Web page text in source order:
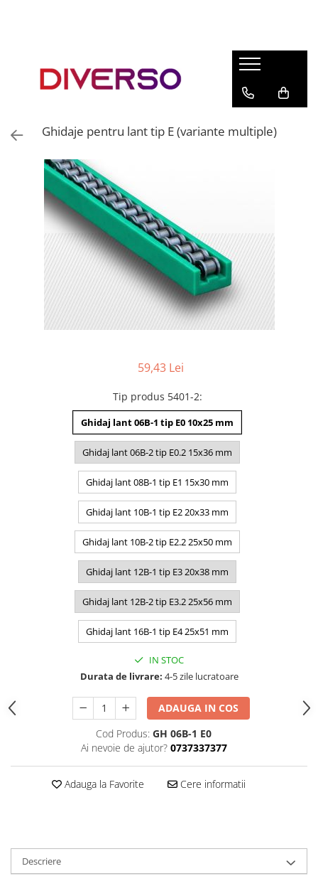
ASA
MULTIMATERIAL
Ghidaje pentru lant tip E (variante multiple)
59,43 Lei
Tip produs 5401-2:
Ghidaj lant 06B-1 tip E0 10x25 mm
Ghidaj lant 06B-2 tip E0.2 15x36 mm
Ghidaj lant 08B-1 tip E1 15x30 mm
Ghidaj lant 10B-1 tip E2 20x33 mm
Ghidaj lant 10B-2 tip E2.2 25x50 mm
Ghidaj lant 12B-1 tip E3 20x38 mm
Ghidaj lant 12B-2 tip E3.2 25x56 mm
Ghidaj lant 16B-1 tip E4 25x51 mm
IN STOC
Durata de livrare: 4-5 zile lucratoare
ADAUGA IN COS
Cod Produs: GH 06B-1 E0
Ai nevoie de ajutor? 0737337377
Adauga la Favorite Cere informatii
Descriere